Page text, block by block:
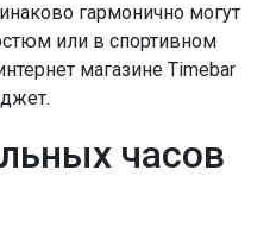
гармонично могут
или в спортивном
магазине Timebar
часов